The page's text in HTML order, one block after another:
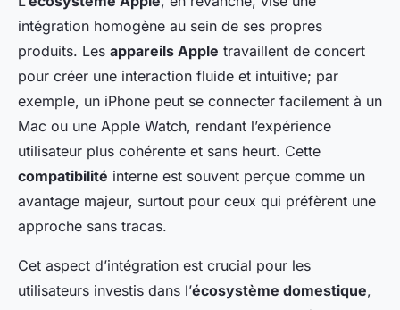
intégration homogène au sein de ses propres
produits. Les appareils Apple travaillent de concert
pour créer une interaction fluide et intuitive; par
exemple, un iPhone peut se connecter facilement à un
Mac ou une Apple Watch, rendant l’expérience
utilisateur plus cohérente et sans heurt. Cette
compatibilité interne est souvent perçue comme un
avantage majeur, surtout pour ceux qui préfèrent une
approche sans tracas.
Cet aspect d’intégration est crucial pour les
utilisateurs investis dans l’écosystème domestique,